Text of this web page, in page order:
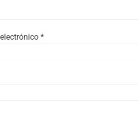
electrónico*